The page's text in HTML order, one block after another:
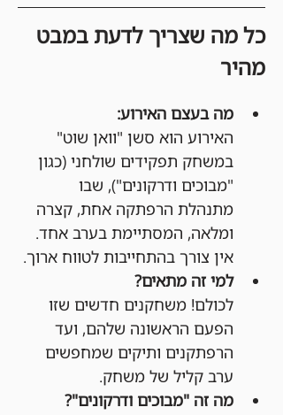
כל מה שצריך לדעת במבט
מהיר
מה בעצם האירוע:
האירוע הוא סשן "וואן שוט"
במשחק תפקידים שולחני (כגון
"מבוכים ודרקונים"), שבו
מתנהלת הרפתקה אחת, קצרה
ומלאה, המסתיימת בערב אחד.
אין צורך בהתחייבות לטווח ארוך.
למי זה מתאים?
לכולם! משחקנים חדשים שזו
הפעם הראשונה שלהם, ועד
הרפתקנים ותיקים שמחפשים
ערב קליל של משחק.
מה זה "מבוכים ודרקונים"?